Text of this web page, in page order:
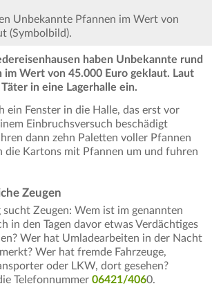
Unbekannte Pfannen im Wert von
(Symbolbild).
haben Unbekannte rund
im Wert von 45.000 Euro geklaut. Laut
in eine Lagerhalle ein.
ein Fenster in die Halle, das erst vor
Einbruchsversuch beschädigt
dann zehn Paletten voller Pfannen
die Kartons mit Pfannen um und fuhren
Zeugen
Zeugen: Wem ist im genannten
in den Tagen davor etwas Verdächtiges
Wer hat Umladearbeiten in der Nacht
Wer hat fremde Fahrzeuge,
oder LKW, dort gesehen?
Telefonnummer 06421/4060.